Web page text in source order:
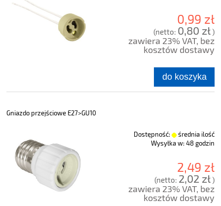
0,99 zł
(netto: 0,80 zł)
zawiera 23% VAT, bez
kosztów dostawy
do koszyka
Gniazdo przejściowe E27>GU10
Dostępność:
średnia ilość
Wysyłka w: 48 godzin
2,49 zł
(netto: 2,02 zł)
zawiera 23% VAT, bez
kosztów dostawy